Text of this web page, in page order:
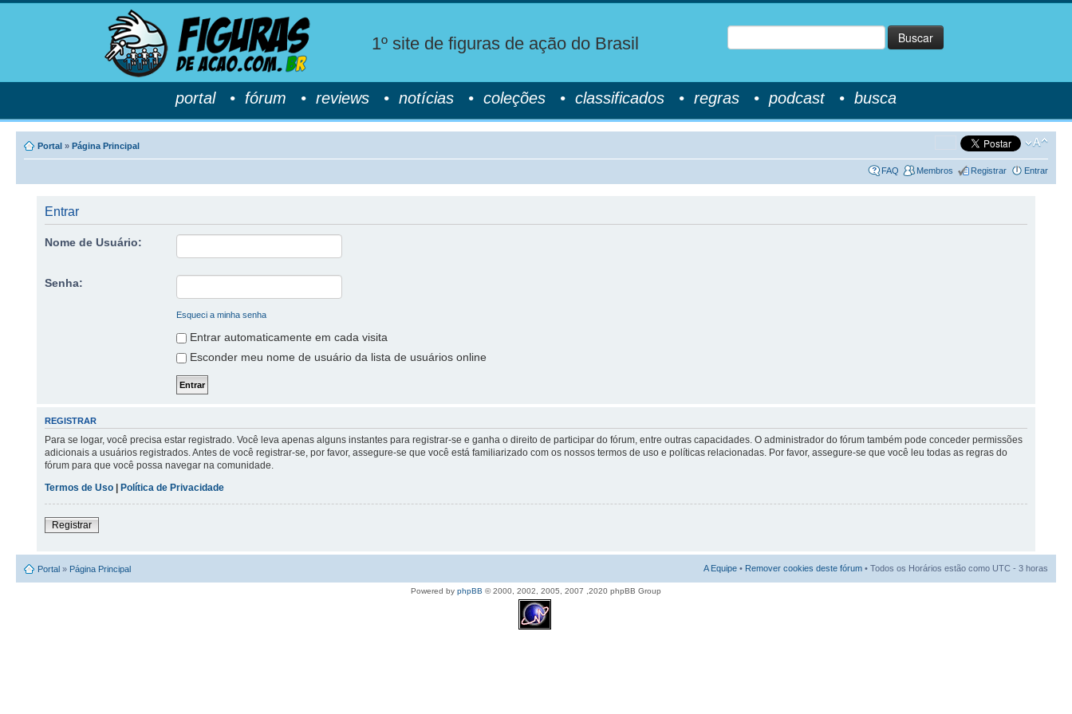
1º site de figuras de ação do Brasil Buscar
portal• fórum • reviews • notícias • coleções • classificados • regras • podcast• busca
Portal » Página Principal
FAQ Membros Registrar Entrar
Entrar
Nome de Usuário:
Senha:
Esqueci a minha senha
Entrar automaticamente em cada visita
Esconder meu nome de usuário da lista de usuários online
REGISTRAR
Para se logar, você precisa estar registrado. Você leva apenas alguns instantes para registrar-se e ganha o direito de participar do fórum, entre outras capacidades. O administrador do fórum também pode conceder permissões
adicionais a usuários registrados. Antes de você registrar-se, por favor, assegure-se que você está familiarizado com os nossos termos de uso e políticas relacionadas. Por favor, assegure-se que você leu todas as regras do
fórum para que você possa navegar na comunidade.
Termos de Uso |Política de Privacidade
Registrar
Portal » Página Principal A Equipe • Remover cookies deste fórum • Todos os Horários estão como UTC - 3 horas
Powered by phpBB © 2000, 2002, 2005, 2007 ,2020 phpBB Group